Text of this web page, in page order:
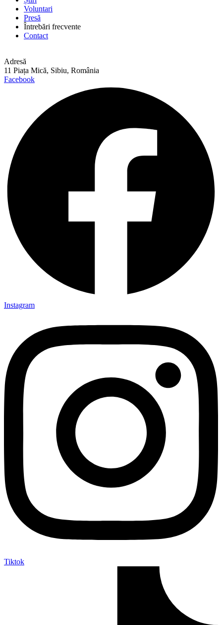
Voluntari
Presă
Întrebări frecvente
Contact
Adresă
11 Piața Mică, Sibiu, România
Facebook
Instagram
Tiktok